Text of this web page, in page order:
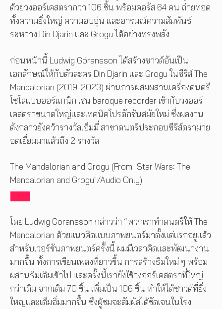
ด้วยวงออร์เคสตรากว่า 106 ชิ้น พร้อมคอรัส 64 คน ถ่ายทอด
ทั้งความยิ่งใหญ่ ความอบอุ่น และอารมณ์ความสัมพันธ์
ระหว่าง Din Djarin และ Grogu ได้อย่างทรงพลัง
ก่อนหน้านี้ Ludwig Göransson ได้สร้างซาวด์อันเป็น
เอกลักษณ์ให้กับตัวละคร Din Djarin และ Grogu ในซีรีส์ The
Mandalorian (2019-2023) ผ่านการผสมผสานเครื่องดนตรี
โซโลแบบออร์แกนิก เช่น baroque recorder เข้ากับวงออร์
เคสตราขนาดใหญ่และเทคนิคโปรดักชันสมัยใหม่ ซึ่งผลงาน
ดังกล่าวยังคว้ารางวัลเอ็มมี่ สาขาดนตรีประกอบซีรีส์ดราม่าย
อดเยี่ยมมาแล้วถึง 2 รางวัล
The Mandalorian and Grogu (From "Star Wars: The
Mandalorian and Grogu"/Audio Only)
โดย Ludwig Göransson กล่าวว่า “พวกเราทำดนตรีให้ The
Mandalorian ด้วยแนวคิดแบบภาพยนตร์มาตั้งแต่แรกอยู่แล้ว
สำหรับเวอร์ชันภาพยนตร์ครั้งนี้ ผมมีเวลาคิดและพัฒนางาน
มากขึ้น ทั้งการเขียนเพลงที่ยาวขึ้น การสร้างธีมใหม่ ๆ พร้อม
ผสานธีมเดิมเข้าไป และครั้งนี้เรายังใช้วงออร์เคสตราที่ใหญ่
กว่าเดิม จากเดิม 70 ชิ้น เพิ่มเป็น 106 ชิ้น ทำให้ได้ซาวด์ที่ยิ่ง
ใหญ่และเต็มอิ่มมากขึ้น ซึ่งผู้ชมจะสัมผัสได้ชัดเจนในโรง